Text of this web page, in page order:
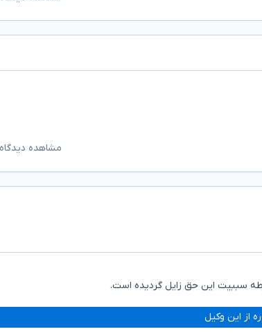
مشاهده
سببیت این حق زایل گردیده است.
از این وکیل